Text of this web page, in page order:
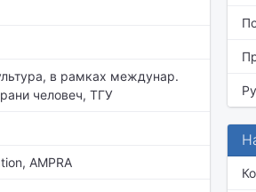
в рамках междунар.
человеч, ТГУ
AMPRA